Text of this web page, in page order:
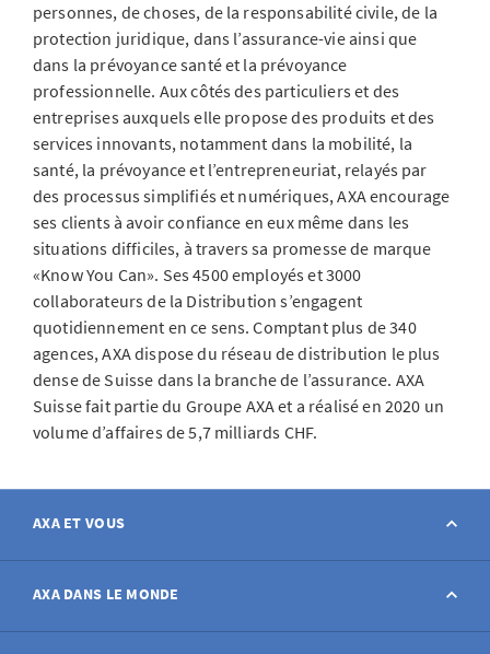
personnes, de choses, de la responsabilité civile, de la
protection juridique, dans l’assurance-vie ainsi que
dans la prévoyance santé et la prévoyance
professionnelle. Aux côtés des particuliers et des
entreprises auxquels elle propose des produits et des
services innovants, notamment dans la mobilité, la
santé, la prévoyance et l’entrepreneuriat, relayés par
des processus simplifiés et numériques, AXA encourage
ses clients à avoir confiance en eux même dans les
situations difficiles, à travers sa promesse de marque
«Know You Can». Ses 4500 employés et 3000
collaborateurs de la Distribution s’engagent
quotidiennement en ce sens. Comptant plus de 340
agences, AXA dispose du réseau de distribution le plus
dense de Suisse dans la branche de l’assurance. AXA
Suisse fait partie du Groupe AXA et a réalisé en 2020 un
volume d’affaires de 5,7 milliards CHF.
AXA ET VOUS
Contact
AXA DANS LE MONDE